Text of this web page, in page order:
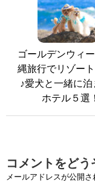
ゴールデンウィ
縄旅行でリゾー
♪愛犬と一緒に泊
ホテル５選！
コメントをどう
メールアドレスが公開さ